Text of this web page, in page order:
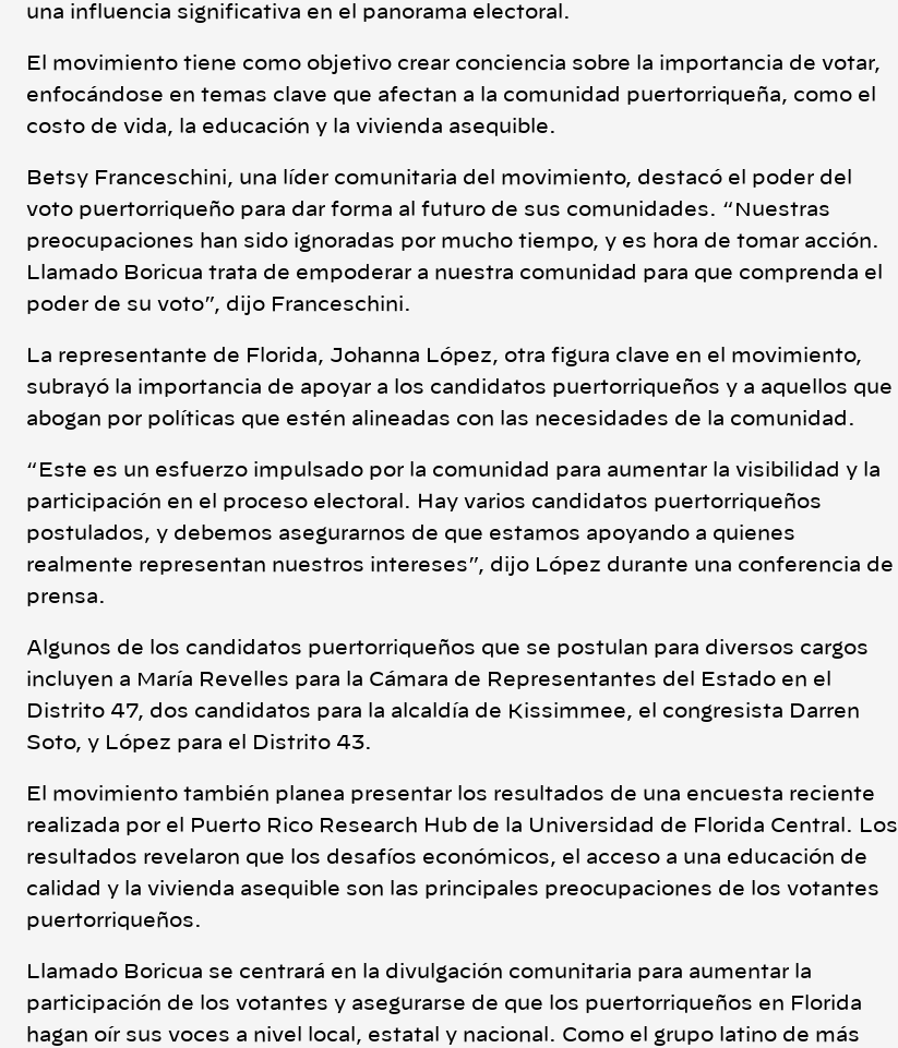
una influencia significativa en el panorama electoral.
El movimiento tiene como objetivo crear conciencia sobre la importancia de votar,
enfocándose en temas clave que afectan a la comunidad puertorriqueña, como el
costo de vida, la educación y la vivienda asequible.
Betsy Franceschini, una líder comunitaria del movimiento, destacó el poder del
voto puertorriqueño para dar forma al futuro de sus comunidades. “Nuestras
preocupaciones han sido ignoradas por mucho tiempo, y es hora de tomar acción.
Llamado Boricua trata de empoderar a nuestra comunidad para que comprenda el
poder de su voto”, dijo Franceschini.
La representante de Florida, Johanna López, otra figura clave en el movimiento,
subrayó la importancia de apoyar a los candidatos puertorriqueños y a aquellos que
abogan por políticas que estén alineadas con las necesidades de la comunidad.
“Este es un esfuerzo impulsado por la comunidad para aumentar la visibilidad y la
participación en el proceso electoral. Hay varios candidatos puertorriqueños
postulados, y debemos asegurarnos de que estamos apoyando a quienes
realmente representan nuestros intereses”, dijo López durante una conferencia de
prensa.
Algunos de los candidatos puertorriqueños que se postulan para diversos cargos
incluyen a María Revelles para la Cámara de Representantes del Estado en el
Distrito 47, dos candidatos para la alcaldía de Kissimmee, el congresista Darren
Soto, y López para el Distrito 43.
El movimiento también planea presentar los resultados de una encuesta reciente
realizada por el Puerto Rico Research Hub de la Universidad de Florida Central. Los
resultados revelaron que los desafíos económicos, el acceso a una educación de
calidad y la vivienda asequible son las principales preocupaciones de los votantes
puertorriqueños.
Llamado Boricua se centrará en la divulgación comunitaria para aumentar la
participación de los votantes y asegurarse de que los puertorriqueños en Florida
hagan oír sus voces a nivel local, estatal y nacional. Como el grupo latino de más